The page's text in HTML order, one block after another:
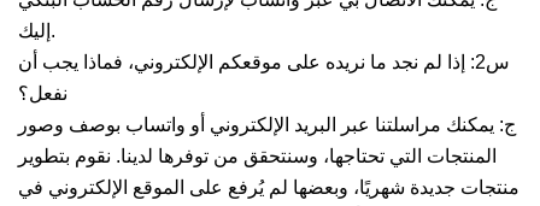
إليك.
س2: إذا لم نجد ما نريده على موقعكم الإلكتروني، فماذا يجب أن
نفعل؟
ج: يمكنك مراسلتنا عبر البريد الإلكتروني أو واتساب بوصف وصور
المنتجات التي تحتاجها، وسنتحقق من توفرها لدينا. نقوم بتطوير
منتجات جديدة شهريًا، وبعضها لم يُرفع على الموقع الإلكتروني في